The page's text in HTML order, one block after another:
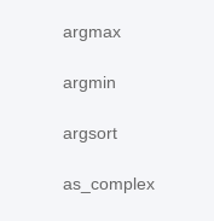
argmax
argmin
argsort
as_complex